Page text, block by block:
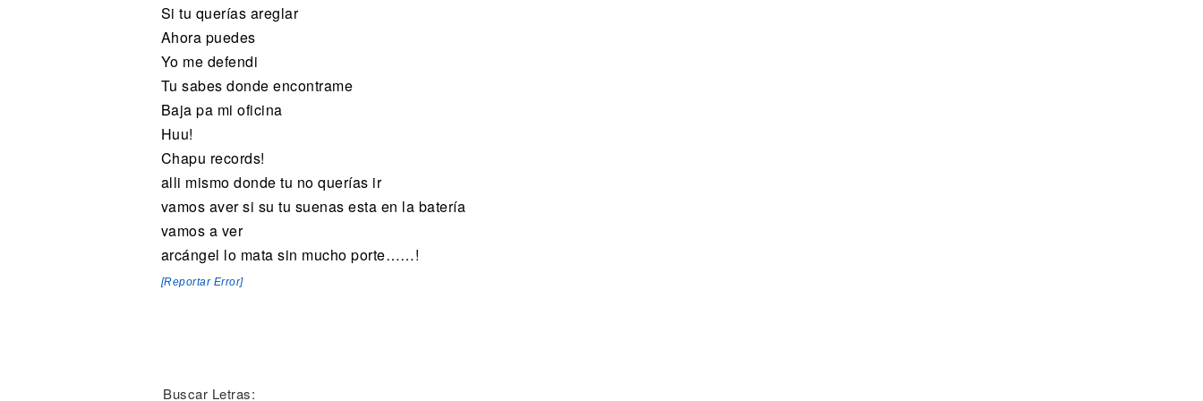
Si tu querías areglar
Ahora puedes
Yo me defendi
Tu sabes donde encontrame
Baja pa mi oficina
Huu!
Chapu records!
alli mismo donde tu no querías ir
vamos aver si su tu suenas esta en la batería
vamos a ver
arcángel lo mata sin mucho porte……!
[Reportar Error]
Buscar Letras: